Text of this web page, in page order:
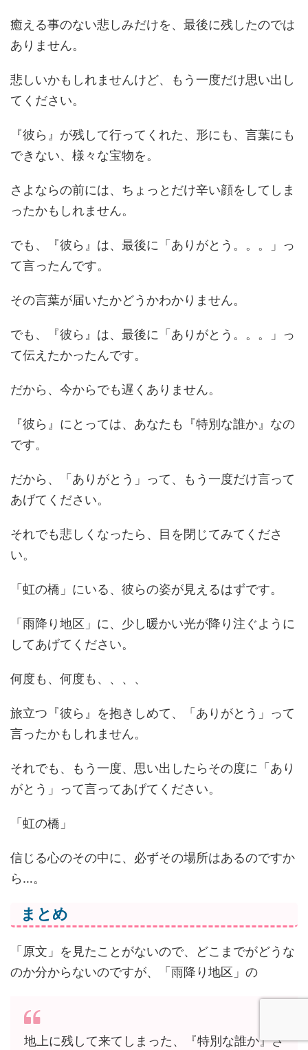
癒える事のない悲しみだけを、最後に残したのでは
ありません。
悲しいかもしれませんけど、もう一度だけ思い出し
てください。
『彼ら』が残して行ってくれた、形にも、言葉にも
できない、様々な宝物を。
さよならの前には、ちょっとだけ辛い顔をしてしま
ったかもしれません。
でも、『彼ら』は、最後に「ありがとう。。。」っ
て言ったんです。
その言葉が届いたかどうかわかりません。
でも、『彼ら』は、最後に「ありがとう。。。」っ
て伝えたかったんです。
だから、今からでも遅くありません。
『彼ら』にとっては、あなたも『特別な誰か』なの
です。
だから、「ありがとう」って、もう一度だけ言って
あげてください。
それでも悲しくなったら、目を閉じてみてくださ
い。
「虹の橋」にいる、彼らの姿が見えるはずです。
「雨降り地区」に、少し暖かい光が降り注ぐように
してあげてください。
何度も、何度も、、、、
旅立つ『彼ら』を抱きしめて、「ありがとう」って
言ったかもしれません。
それでも、もう一度、思い出したらその度に「あり
がとう」って言ってあげてください。
「虹の橋」
信じる心のその中に、必ずその場所はあるのですか
ら…。
まとめ
「原文」を見たことがないので、どこまでがどうな
のか分からないのですが、「雨降り地区」の
地上に残して来てしまった、『特別な誰か』さ